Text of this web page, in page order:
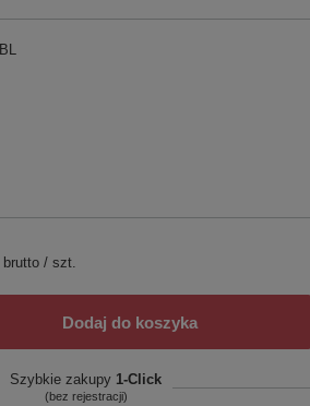
brutto/ szt.
Dodaj do koszyka
Szybkie zakupy 1-Click
(bez rejestracji)